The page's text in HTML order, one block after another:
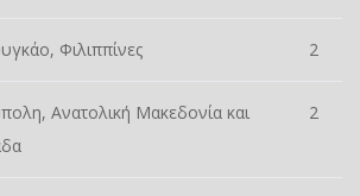
Φιλιππίνες 2
Ανατολική Μακεδονία και
2